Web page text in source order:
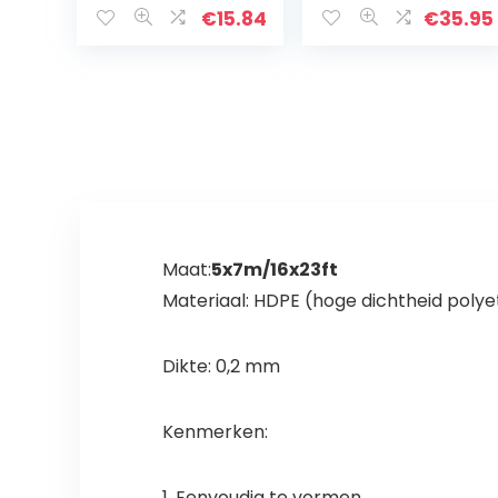
€15.84
€35.95
Maat:5x7m/16x23ft
Materiaal: HDPE (hoge dichtheid
Dikte: 0,2 mm
Kenmerken: